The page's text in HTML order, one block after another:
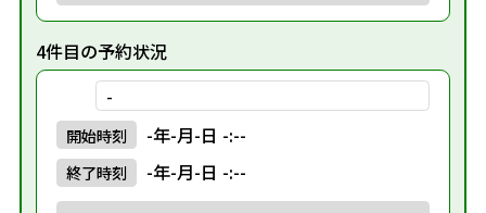
4件目の予約状況
-
開始時刻 -年-月-日 -:--
終了時刻 -年-月-日 -:--